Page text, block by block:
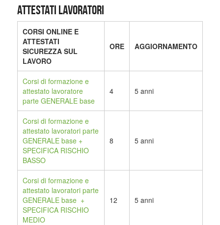
ATTESTATI LAVORATORI
CORSI ONLINE E
ATTESTATI
SICUREZZA SUL
LAVORO
ORE AGGIORNAMENTO
Corsi di formazione e
attestato lavoratore
parte GENERALE base
4 5 anni
Corsi di formazione e
attestato lavoratori parte
GENERALE base +
SPECIFICA RISCHIO
BASSO
8 5 anni
Corsi di formazione e
attestato lavoratori parte
GENERALE base +
SPECIFICA RISCHIO
MEDIO
12 5 anni